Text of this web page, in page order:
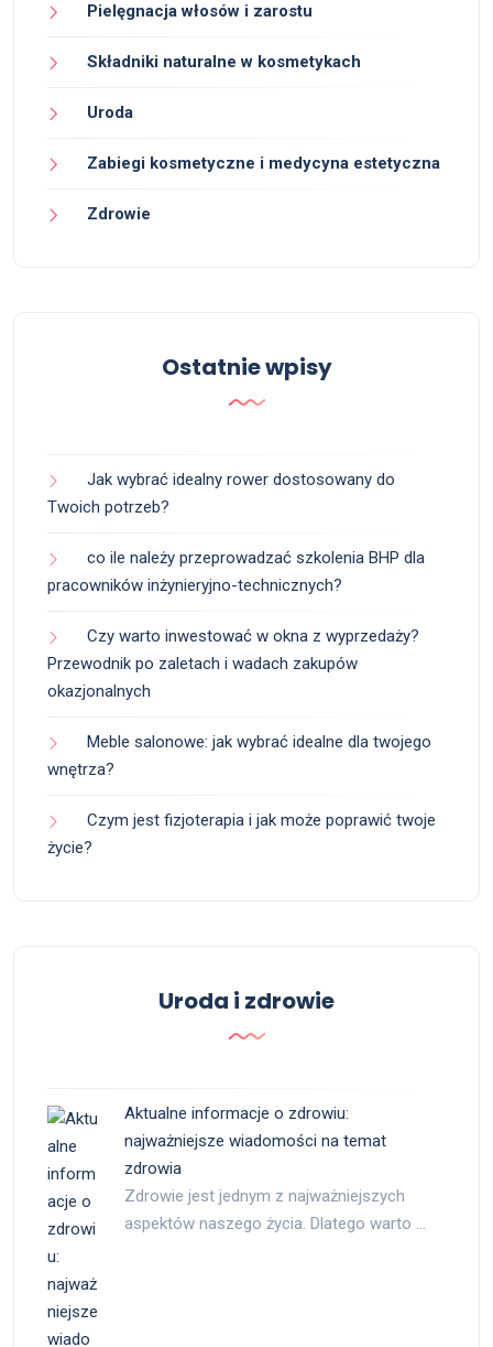
Pielęgnacja włosów i zarostu
Składniki naturalne w kosmetykach
Uroda
Zabiegi kosmetyczne i medycyna estetyczna
Zdrowie
Ostatnie wpisy
Jak wybrać idealny rower dostosowany do
Twoich potrzeb?
co ile należy przeprowadzać szkolenia BHP dla
pracowników inżynieryjno-technicznych?
Czy warto inwestować w okna z wyprzedaży?
Przewodnik po zaletach i wadach zakupów
okazjonalnych
Meble salonowe: jak wybrać idealne dla twojego
wnętrza?
Czym jest fizjoterapia i jak może poprawić twoje
życie?
Uroda i zdrowie
Aktualne informacje o zdrowiu:
najważniejsze wiadomości na temat
zdrowia
Zdrowie jest jednym z najważniejszych
aspektów naszego życia. Dlatego warto …